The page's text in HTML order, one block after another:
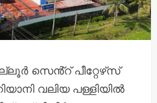
സെൻ്റ് പീറ്റേഴ‌്സ്
വലിയ പള്ളിയിൽ